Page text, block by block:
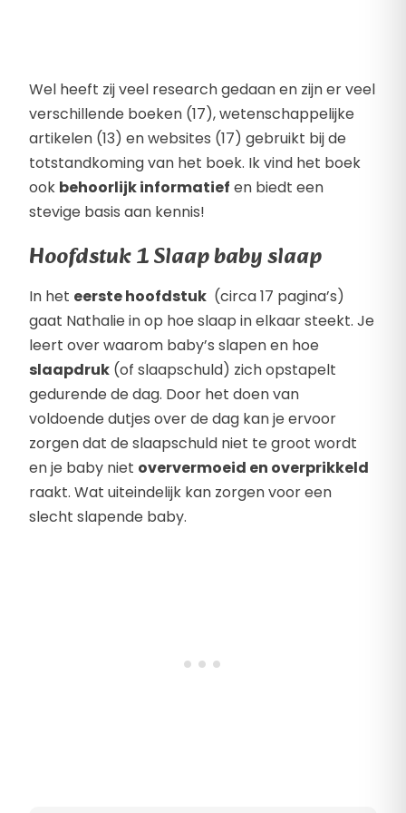
Wel heeft zij veel research gedaan en zijn er veel
verschillende boeken (17), wetenschappelijke
artikelen (13) en websites (17) gebruikt bij de
totstandkoming van het boek. Ik vind het boek
ook behoorlijk informatief en biedt een
stevige basis aan kennis!
Hoofdstuk 1 Slaap baby slaap
In het eerste hoofdstuk (circa 17 pagina’s)
gaat Nathalie in op hoe slaap in elkaar steekt. Je
leert over waarom baby’s slapen en hoe
slaapdruk (of slaapschuld) zich opstapelt
gedurende de dag. Door het doen van
voldoende dutjes over de dag kan je ervoor
zorgen dat de slaapschuld niet te groot wordt
en je baby niet oververmoeid en overprikkeld
raakt. Wat uiteindelijk kan zorgen voor een
slecht slapende baby.